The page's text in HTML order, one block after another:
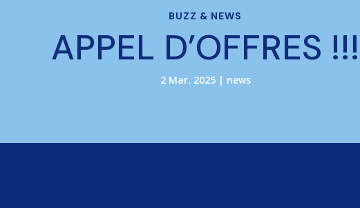
BUZZ & NEWS
APPEL D’OFFRES !!!
2 Mar. 2025| news